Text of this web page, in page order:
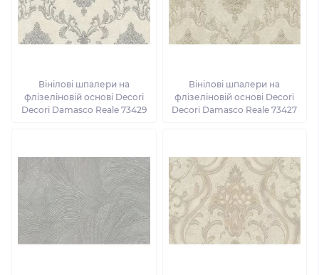
Вінілові шпалери на
флізеліновій основі Decori
Decori Damasco Reale 73429
Вінілові шпалери на
флізеліновій основі Decori
Decori Damasco Reale 73427